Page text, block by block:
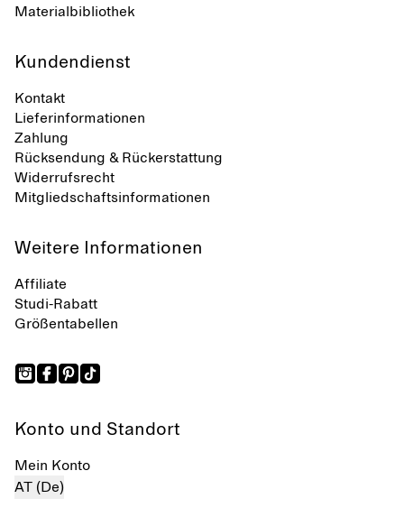
Materialbibliothek
Kundendienst
Kontakt
Lieferinformationen
Zahlung
Rücksendung & Rückerstattung
Widerrufsrecht
Mitgliedschaftsinformationen
Weitere Informationen
Affiliate
Studi-Rabatt
Größentabellen
Konto und Standort
Mein Konto
AT (De)